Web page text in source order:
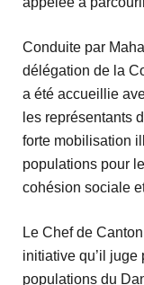
Conduite par
délégation de la
a été accueillie
les représentants
forte mobilisation
populations pour
cohésion sociale
Le Chef de
initiative qu’il juge
populations du